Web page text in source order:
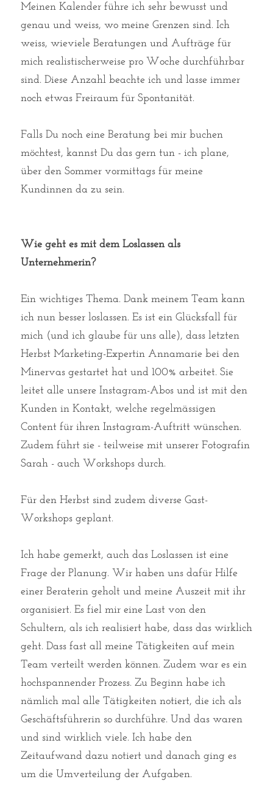
Meinen Kalender führe ich sehr bewusst und
genau und weiss, wo meine Grenzen sind. Ich
weiss, wieviele Beratungen und Aufträge für
mich realistischerweise pro Woche durchführbar
sind. Diese Anzahl beachte ich und lasse immer
noch etwas Freiraum für Spontanität.
Falls Du noch eine Beratung bei mir buchen
möchtest, kannst Du das gern tun - ich plane,
über den Sommer vormittags für meine
Kundinnen da zu sein.
Wie geht es mit dem Loslassen als
Unternehmerin?
Ein wichtiges Thema. Dank meinem Team kann
ich nun besser loslassen. Es ist ein Glücksfall für
mich (und ich glaube für uns alle), dass letzten
Herbst Marketing-Expertin Annamarie bei den
Minervas gestartet hat und 100% arbeitet. Sie
leitet alle unsere Instagram-Abos und ist mit den
Kunden in Kontakt, welche regelmässigen
Content für ihren Instagram-Auftritt wünschen.
Zudem führt sie - teilweise mit unserer Fotografin
Sarah - auch Workshops durch.
Für den Herbst sind zudem diverse Gast-
Workshops geplant.
Ich habe gemerkt, auch das Loslassen ist eine
Frage der Planung. Wir haben uns dafür Hilfe
einer Beraterin geholt und meine Auszeit mit ihr
organisiert. Es fiel mir eine Last von den
Schultern, als ich realisiert habe, dass das wirklich
geht. Dass fast all meine Tätigkeiten auf mein
Team verteilt werden können. Zudem war es ein
hochspannender Prozess. Zu Beginn habe ich
nämlich mal alle Tätigkeiten notiert, die ich als
Geschäftsführerin so durchführe. Und das waren
und sind wirklich viele. Ich habe den
Zeitaufwand dazu notiert und danach ging es
um die Umverteilung der Aufgaben.